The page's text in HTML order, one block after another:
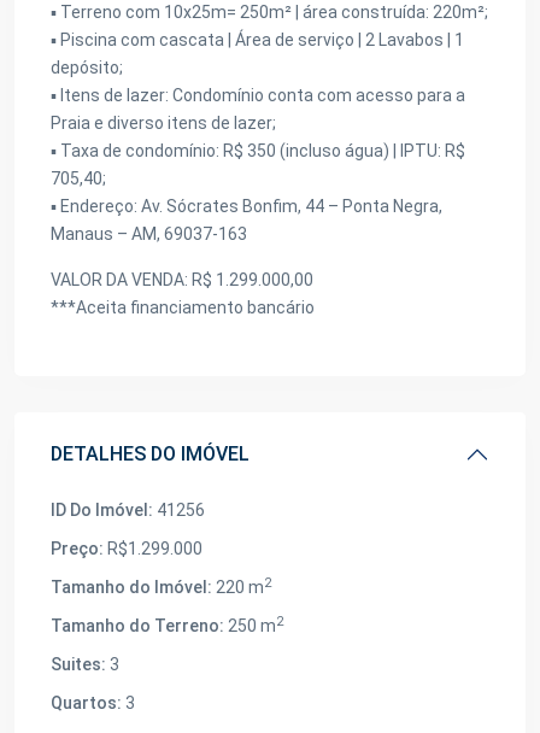
▪️ Terreno com 10x25m= 250m² | área construída: 220m²;
▪️ Piscina com cascata | Área de serviço | 2 Lavabos | 1
depósito;
▪️ Itens de lazer: Condomínio conta com acesso para a
Praia e diverso itens de lazer;
▪️ Taxa de condomínio: R$ 350 (incluso água) | IPTU: R$
705,40;
▪️ Endereço: Av. Sócrates Bonfim, 44 – Ponta Negra,
Manaus – AM, 69037-163
VALOR DA VENDA: R$ 1.299.000,00
***Aceita financiamento bancário
DETALHES DO IMÓVEL
ID Do Imóvel: 41256
Preço: R$1.299.000
Tamanho do Imóvel: 220 m2
Tamanho do Terreno: 250 m2
Suites: 3
Quartos: 3